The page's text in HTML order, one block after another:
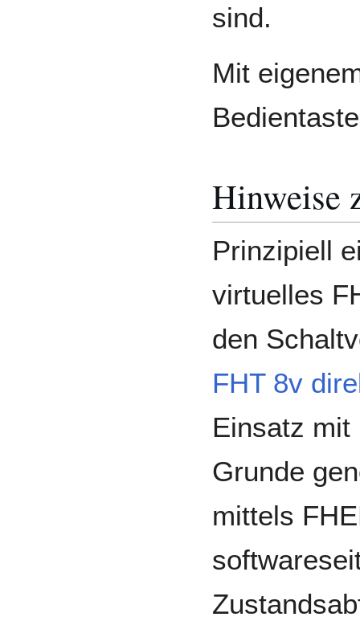
sind.
Mit
Hinweise
Prinzipiell
virtuelles
den
FHT 8v
Einsatz mit
Grunde
mittels